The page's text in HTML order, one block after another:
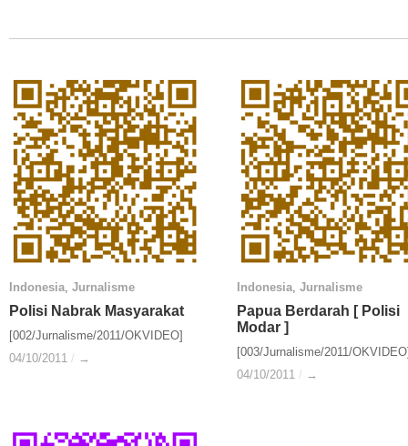
Indonesia, Jurnalisme
Polisi Nabrak Masyarakat
[002/Jurnalisme/2011/OKVIDEO]
04/10/2011 / →
Indonesia Jurnalisme
Polisi Nabrak Masyarakat
04/10/2011 / →
Indonesia, Jurnalisme
Papua Berdarah [ Polisi
Modar ]
[003/Jurnalisme/2011/
04/10/2011 / →
Indonesia Jurnalisme
Papua Berdarah [ Polisi
Modar ]
04/10/2011 / →